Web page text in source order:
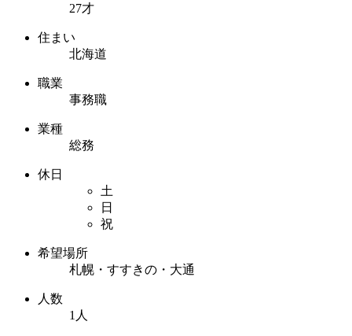
27才
住まい
北海道
職業
事務職
業種
総務
休日
土
日
祝
希望場所
札幌・すすきの・大通
人数
1人